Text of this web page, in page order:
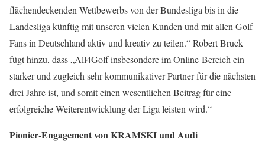
flächendeckenden Wettbewerbs von der Bundesliga bis in die
Landesliga künftig mit unseren vielen Kunden und mit allen Golf-
Fans in Deutschland aktiv und kreativ zu teilen.“ Robert Bruck
fügt hinzu, dass „All4Golf insbesondere im Online-Bereich ein
starker und zugleich sehr kommunikativer Partner für die nächsten
drei Jahre ist, und somit einen wesentlichen Beitrag für eine
erfolgreiche Weiterentwicklung der Liga leisten wird.“
Pionier-Engagement von KRAMSKI und Audi